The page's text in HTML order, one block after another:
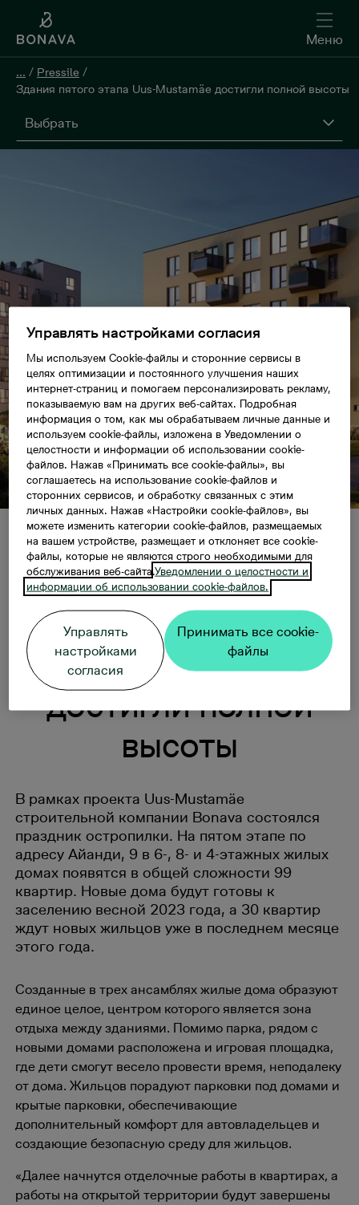
Меню
... / Pressile /
Здания пятого этапа Uus-Mustamäe достигли полной высоты
Выбрать
Здания пятого этапа Uus-Mustamäe достигли
полной высоты
Здания пятого этапа
Uus-Mustamäe
достигли полной
высоты
В рамках проекта Uus-Mustamäe
строительной компании Bonava состоялся
праздник остропилки. На пятом этапе по
адресу Айанди, 9 в 6-, 8- и 4-этажных жилых
домах появятся в общей сложности 99
квартир. Новые дома будут готовы к
заселению весной 2023 года, а 30 квартир
ждут новых жильцов уже в последнем месяце
этого года.
Созданные в трех ансамблях жилые дома образуют
единое целое, центром которого является зона
отдыха между зданиями. Помимо парка, рядом с
новыми домами расположена и игровая площадка,
где дети смогут весело провести время, неподалеку
от дома. Жильцов порадуют парковки под домами и
крытые парковки, обеспечивающие
дополнительный комфорт для автовладельцев и
создающие безопасную среду для жильцов.
«Далее начнутся отделочные работы в квартирах, а
работы на открытой территории будут завершены
Управлять настройками согласия
Мы используем Cookie-файлы и сторонние сервисы в
целях оптимизации и постоянного улучшения наших
интернет-страниц и помогаем персонализировать рекламу,
показываемую вам на других веб-сайтах. Подробная
информация о том, как мы обрабатываем личные данные и
используем cookie-файлы, изложена в Уведомлении о
целостности и информации об использовании cookie-
файлов. Нажав «Принимать все cookie-файлы», вы
соглашаетесь на использование cookie-файлов и
сторонних сервисов, и обработку связанных с этим
личных данных. Нажав «Настройки cookie-файлов», вы
можете изменить категории cookie-файлов, размещаемых
на вашем устройстве, размещает и отклоняет все cookie-
файлы, которые не являются строго необходимыми для
обслуживания веб-сайта.Уведомлении о целостности и
информации об использовании cookie-файлов.
Управлять
настройками
согласия
Принимать все cookie-
файлы